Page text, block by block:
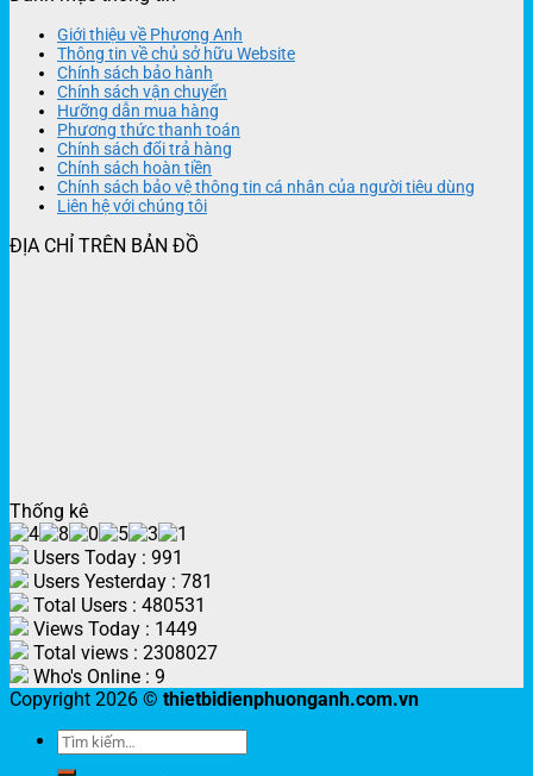
Giới thiệu về Phương Anh
Thông tin về chủ sở hữu Website
Chính sách bảo hành
Chính sách vận chuyển
Hưỡng dẫn mua hàng
Phương thức thanh toán
Chính sách đổi trả hàng
Chính sách hoàn tiền
Chính sách bảo vệ thông tin cá nhân của người tiêu dùng
Liên hệ với chúng tôi
ĐỊA CHỈ TRÊN BẢN ĐỒ
Thống kê
Users Today : 991
Users Yesterday : 781
Total Users : 480531
Views Today : 1449
Total views : 2308027
Who's Online : 9
Copyright 2026 © thietbidienphuonganh.com.vn